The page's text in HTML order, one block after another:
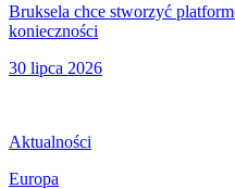
Bruksela chce stworzyć
konieczności
30 lipca 2026
Aktualności
Europa